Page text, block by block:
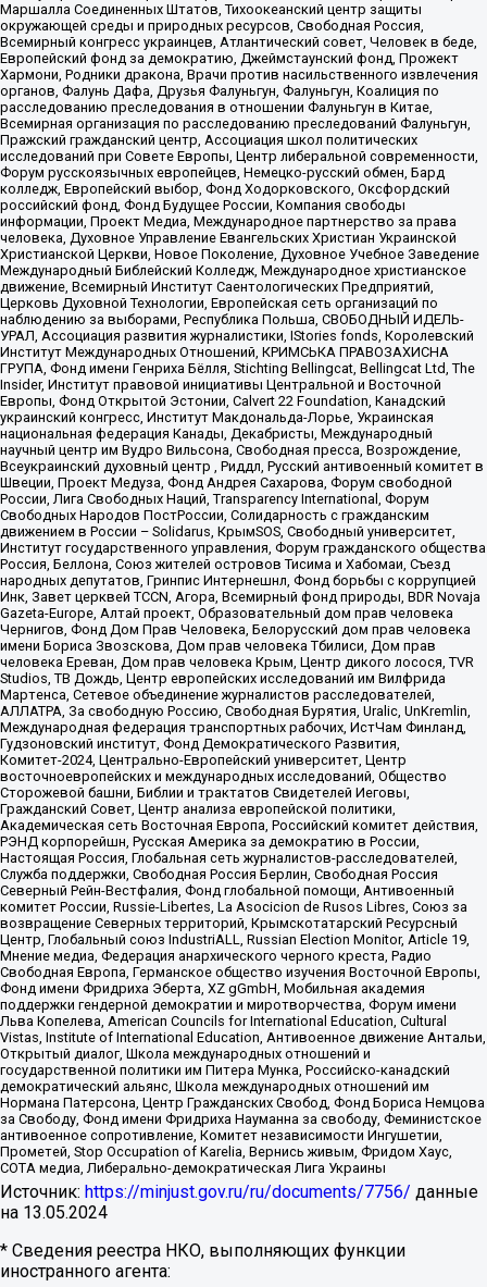
Маршалла Соединенных Штатов, Тихоокеанский центр защиты
окружающей среды и природных ресурсов, Свободная Россия,
Всемирный конгресс украинцев, Атлантический совет, Человек в беде,
Европейский фонд за демократию, Джеймстаунский фонд, Прожект
Хармони, Родники дракона, Врачи против насильственного извлечения
органов, Фалунь Дафа, Друзья Фалуньгун, Фалуньгун, Коалиция по
расследованию преследования в отношении Фалуньгун в Китае,
Всемирная организация по расследованию преследований Фалуньгун,
Пражский гражданский центр, Ассоциация школ политических
исследований при Совете Европы, Центр либеральной современности,
Форум русскоязычных европейцев, Немецко-русский обмен, Бард
колледж, Европейский выбор, Фонд Ходорковского, Оксфордский
российский фонд, Фонд Будущее России, Компания свободы
информации, Проект Медиа, Международное партнерство за права
человека, Духовное Управление Евангельских Христиан Украинской
Христианской Церкви, Новое Поколение, Духовное Учебное Заведение
Международный Библейский Колледж, Международное христианское
движение, Всемирный Институт Саентологических Предприятий,
Церковь Духовной Технологии, Европейская сеть организаций по
наблюдению за выборами, Республика Польша, СВОБОДНЫЙ ИДЕЛЬ-
УРАЛ, Ассоциация развития журналистики, IStories fonds, Королевский
Институт Международных Отношений, КРИМСЬКА ПРАВОЗАХИСНА
ГРУПА, Фонд имени Генриха Бёлля, Stichting Bellingcat, Bellingcat Ltd, The
Insider, Институт правовой инициативы Центральной и Восточной
Европы, Фонд Открытой Эстонии, Calvert 22 Foundation, Канадский
украинский конгресс, Институт Макдональда-Лорье, Украинская
национальная федерация Канады, Декабристы, Международный
научный центр им Вудро Вильсона, Свободная пресса, Возрождение,
Всеукраинский духовный центр , Риддл, Русский антивоенный комитет в
Швеции, Проект Медуза, Фонд Андрея Сахарова, Форум свободной
России, Лига Свободных Наций, Transparеncy International, Форум
Свободных Народов ПостРоссии, Солидарность с гражданским
движением в России – Solidarus, КрымSOS, Свободный университет,
Институт государственного управления, Форум гражданского общества
Россия, Беллона, Союз жителей островов Тисима и Хабомаи, Съезд
народных депутатов, Гринпис Интернешнл, Фонд борьбы с коррупцией
Инк, Завет церквей TCCN, Агора, Всемирный фонд природы, BDR Novaja
Gazeta-Europe, Алтай проект, Образовательный дом прав человека
Чернигов, Фонд Дом Прав Человека, Белорусский дом прав человека
имени Бориса Звозскова, Дом прав человека Тбилиси, Дом прав
человека Ереван, Дом прав человека Крым, Центр дикого лосося, TVR
Studios, ТВ Дождь, Центр европейских исследований им Вилфрида
Мартенса, Сетевое объединение журналистов расследователей,
АЛЛАТРА, За свободную Россию, Свободная Бурятия, Uralic, UnKremlin,
Международная федерация транспортных рабочих, ИстЧам Финланд,
Гудзоновский институт, Фонд Демократического Развития,
Комитет-2024, Центрально-Европейский университет, Центр
восточноевропейских и международных исследований, Общество
Сторожевой башни, Библии и трактатов Свидетелей Иеговы,
Гражданский Совет, Центр анализа европейской политики,
Академическая сеть Восточная Европа, Российский комитет действия,
РЭНД корпорейшн, Русская Америка за демократию в России,
Настоящая Россия, Глобальная сеть журналистов-расследователей,
Служба поддержки, Свободная Россия Берлин, Свободная Россия
Северный Рейн-Вестфалия, Фонд глобальной помощи, Антивоенный
комитет России, Russie-Libertes, La Asocicion de Rusos Libres, Союз за
возвращение Северных территорий, Крымскотатарский Ресурсный
Центр, Глобальный союз IndustriALL, Russian Election Monitor, Article 19,
Мнение медиа, Федерация анархического черного креста, Радио
Свободная Европа, Германское общество изучения Восточной Европы,
Фонд имени Фридриха Эберта, XZ gGmbH, Мобильная академия
поддержки гендерной демократии и миротворчества, Форум имени
Льва Копелева, American Councils for International Education, Cultural
Vistas, Institute of International Education, Антивоенное движение Антальи,
Открытый диалог, Школа международных отношений и
государственной политики им Питера Мунка, Российско-канадский
демократический альянс, Школа международных отношений им
Нормана Патерсона, Центр Гражданских Свобод, Фонд Бориса Немцова
за Свободу, Фонд имени Фридриха Науманна за свободу, Феминистское
антивоенное сопротивление, Комитет независимости Ингушетии,
Прометей, Stop Occupation of Karelia, Вернись живым, Фридом Хаус,
СОТА медиа, Либерально-демократическая Лига Украины
Источник: https://minjust.gov.ru/ru/documents/7756/ данные
на 13.05.2024
* Сведения реестра НКО, выполняющих функции
иностранного агента: